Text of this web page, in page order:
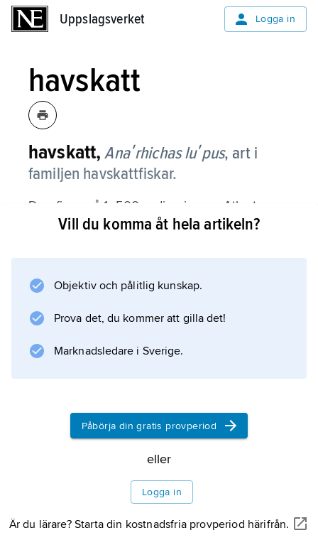
Uppslagsverket Logga in
havskatt
havskatt, Anaʹrhichas luʹpus, art i
familjen havskattfiskar.
Den finns på 1–500 m djup i norra Atlanten.
Den är vanlig i Kattegatt och Skagerrak och
gulaktig eller blågrå med 9–13 mörka
Vill du komma åt hela artikeln?
Objektiv och pålitlig kunskap.
Prova det, du kommer att gilla det!
Marknadsledare i Sverige.
Påbörja din gratis provperiod
eller
Logga in
Är du lärare? Starta din kostnadsfria provperiod härifrån.